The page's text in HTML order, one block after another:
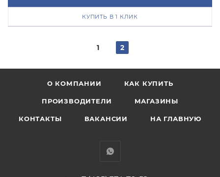
КУПИТЬ В 1 КЛИК
1 2
О КОМПАНИИ КАК КУПИТЬ
ПРОИЗВОДИТЕЛИ МАГАЗИНЫ
КОНТАКТЫ ВАКАНСИИ НА ГЛАВНУЮ